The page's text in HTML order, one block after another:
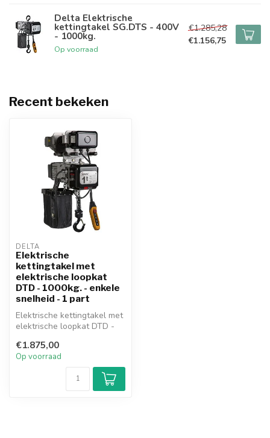
Delta Elektrische
kettingtakel SG.DTS - 400V
- 1000kg.
Op voorraad
€1.285,28
€1.156,75
Recent bekeken
DELTA
Elektrische
kettingtakel met
elektrische loopkat
DTD - 1000kg. - enkele
snelheid - 1 part
Elektrische kettingtakel met
elektrische loopkat DTD -
€1.875,00
Op voorraad